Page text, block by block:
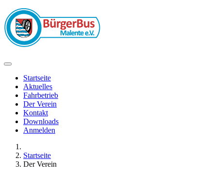
Startseite
Aktuelles
Fahrbetrieb
Der Verein
Kontakt
Downloads
Anmelden
Startseite
Der Verein